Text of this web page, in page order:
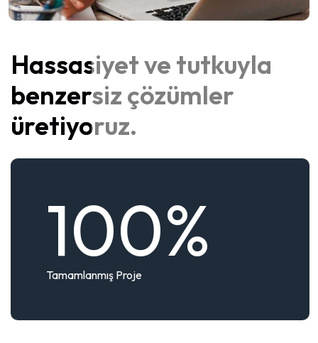
Hassasiyet ve tutkuyla
benzersiz çözümler
üretiyoruz.
100%
Tamamlanmış Proje